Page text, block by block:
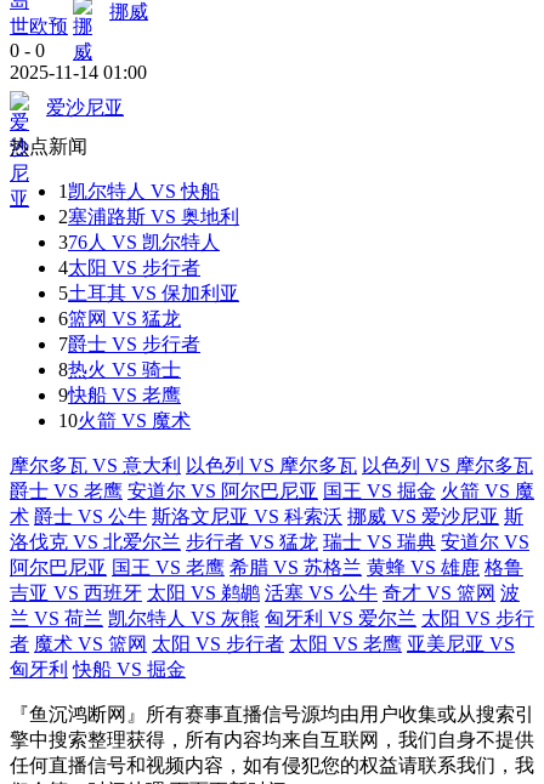
世欧预
挪威
0 - 0
2025-11-14 01:00
爱沙尼亚
热点新闻
1凯尔特人 VS 快船
2塞浦路斯 VS 奥地利
376人 VS 凯尔特人
4太阳 VS 步行者
5土耳其 VS 保加利亚
6篮网 VS 猛龙
7爵士 VS 步行者
8热火 VS 骑士
9快船 VS 老鹰
10火箭 VS 魔术
摩尔多瓦 VS 意大利 以色列 VS 摩尔多瓦 以色列 VS 摩尔多瓦
爵士 VS 老鹰 安道尔 VS 阿尔巴尼亚 国王 VS 掘金 火箭 VS 魔
术 爵士 VS 公牛 斯洛文尼亚 VS 科索沃 挪威 VS 爱沙尼亚 斯
洛伐克 VS 北爱尔兰 步行者 VS 猛龙 瑞士 VS 瑞典 安道尔 VS
阿尔巴尼亚 国王 VS 老鹰 希腊 VS 苏格兰 黄蜂 VS 雄鹿 格鲁
吉亚 VS 西班牙 太阳 VS 鹈鹕 活塞 VS 公牛 奇才 VS 篮网 波
兰 VS 荷兰 凯尔特人 VS 灰熊 匈牙利 VS 爱尔兰 太阳 VS 步行
者 魔术 VS 篮网 太阳 VS 步行者 太阳 VS 老鹰 亚美尼亚 VS
匈牙利 快船 VS 掘金
『鱼沉鸿断网』所有赛事直播信号源均由用户收集或从搜索引
擎中搜索整理获得，所有内容均来自互联网，我们自身不提供
任何直播信号和视频内容，如有侵犯您的权益请联系我们，我